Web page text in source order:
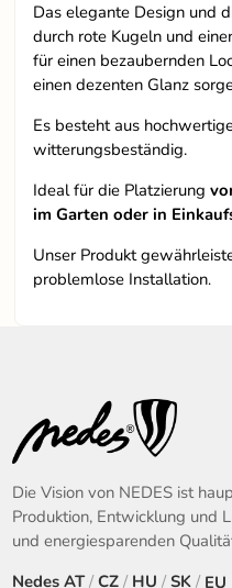
Das elegante Design und
durch rote Kugeln und
für einen bezaubernden
einen dezenten Glanz
Es besteht aus
witterungsbeständig.
Ideal für die Platzierung
im Garten oder in
Unser Produkt
problemlose Installation.
Die Vision von NEDES ist
Produktion, Entwicklung und
und energiesparenden
NedesAT / CZ / HU / SK / EU